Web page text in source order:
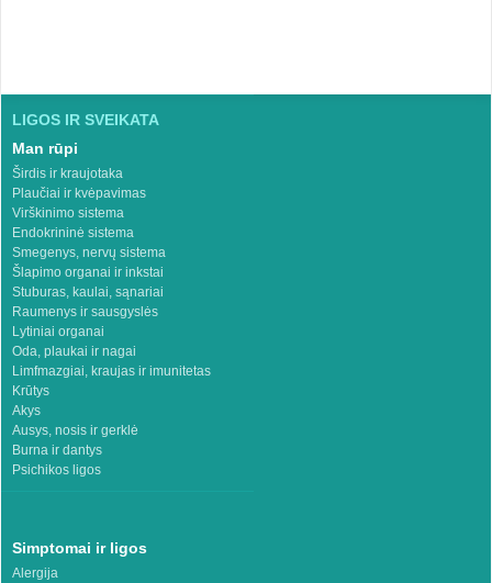
LIGOS IR SVEIKATA
Man rūpi
Širdis ir kraujotaka
Plaučiai ir kvėpavimas
Virškinimo sistema
Endokrininė sistema
Smegenys, nervų sistema
Šlapimo organai ir inkstai
Stuburas, kaulai, sąnariai
Raumenys ir sausgyslės
Lytiniai organai
Oda, plaukai ir nagai
Limfmazgiai, kraujas ir imunitetas
Krūtys
Akys
Ausys, nosis ir gerklė
Burna ir dantys
Psichikos ligos
Simptomai ir ligos
Alergija